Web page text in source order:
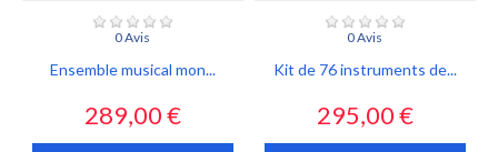
0 Avis
Ensemble musical mon...
Prix
289,00 €
0 Avis
Kit de 76 instruments de...
Prix
295,00 €